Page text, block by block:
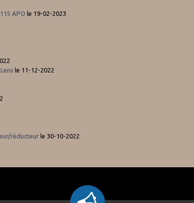
APO le 19-02-2023
le 11-12-2022
réducteur le 30-10-2022